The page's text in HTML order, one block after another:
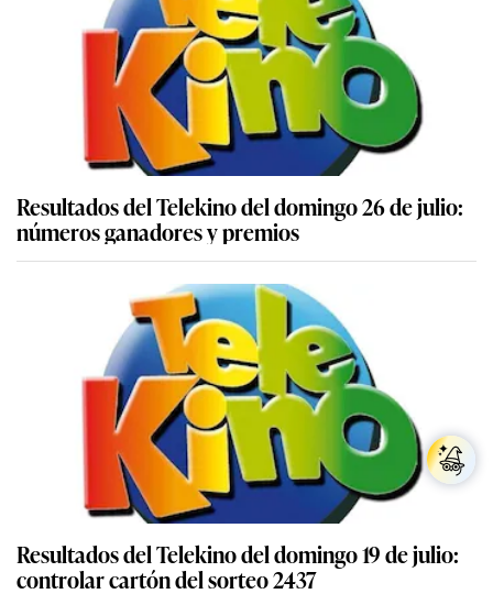
Resultados del Telekino del domingo 26 de julio:
números ganadores y premios
Resultados del Telekino del domingo 19 de julio:
controlar cartón del sorteo 2437